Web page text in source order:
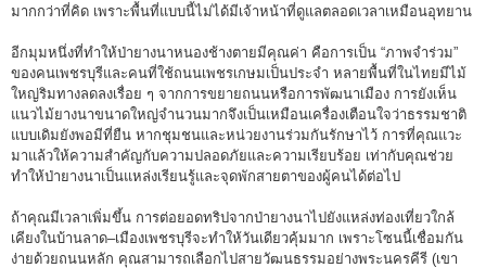
มากกว่าที่คิด เพราะพื้นที่แบบนี้ไม่ได้มีเจ้าหน้าที่ดูแลตลอดเวลาเหมือนอุทยาน
อีกมุมหนึ่งที่ทำให้ป่ายางนาหนองช้างตายมีคุณค่า คือการเป็น “ภาพจำร่วม”
ของคนเพชรบุรีและคนที่ใช้ถนนเพชรเกษมเป็นประจำ หลายพื้นที่ในไทยมีไม้
ใหญ่ริมทางลดลงเรื่อย ๆ จากการขยายถนนหรือการพัฒนาเมือง การยังเห็น
แนวไม้ยางนาขนาดใหญ่จำนวนมากจึงเป็นเหมือนเครื่องเตือนใจว่าธรรมชาติ
แบบเดิมยังพอมีที่ยืน หากชุมชนและหน่วยงานร่วมกันรักษาไว้ การที่คุณแวะ
มาแล้วให้ความสำคัญกับความปลอดภัยและความเรียบร้อย เท่ากับคุณช่วย
ทำให้ป่ายางนาเป็นแหล่งเรียนรู้และจุดพักสายตาของผู้คนได้ต่อไป
ถ้าคุณมีเวลาเพิ่มขึ้น การต่อยอดทริปจากป่ายางนาไปยังแหล่งท่องเที่ยวใกล้
เคียงในบ้านลาด–เมืองเพชรบุรีจะทำให้วันเดียวคุ้มมาก เพราะโซนนี้เชื่อมกัน
ง่ายด้วยถนนหลัก คุณสามารถเลือกไปสายวัฒนธรรมอย่างพระนครคีรี (เขา